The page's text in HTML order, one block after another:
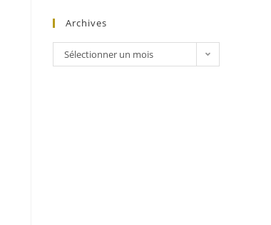
Archives
Sélectionner un mois